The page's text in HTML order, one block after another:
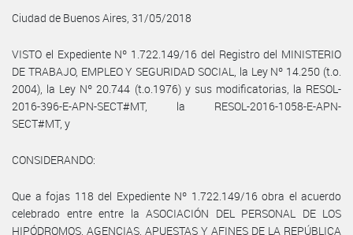
Ciudad de Buenos Aires, 31/05/2018
VISTO el Expediente Nº 1.722.149/16 del Registro del MINISTERIO
DE TRABAJO, EMPLEO Y SEGURIDAD SOCIAL, la Ley Nº 14.250 (t.o.
2004), la Ley Nº 20.744 (t.o.1976) y sus modificatorias, la RESOL-
2016-396-E-APN-SECT#MT, la RESOL-2016-1058-E-APN-
SECT#MT, y
CONSIDERANDO:
Que a fojas 118 del Expediente Nº 1.722.149/16 obra el acuerdo
celebrado entre entre la ASOCIACIÓN DEL PERSONAL DE LOS
HIPÓDROMOS, AGENCIAS, APUESTAS Y AFINES DE LA REPÚBLICA